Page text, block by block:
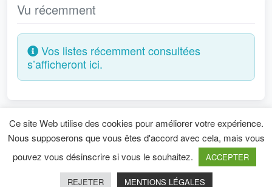
Vu récemment
Vos listes récemment consultées
s’afficheront ici.
Mentions légales
Copyright © 2026Directory Starter Theme
Ce site Web utilise des cookies pour améliorer votre expérience.
Nous supposerons que vous êtes d'accord avec cela, mais vous
pouvez vous désinscrire si vous le souhaitez.
ACCEPTER
REJETER MENTIONS LÉGALES